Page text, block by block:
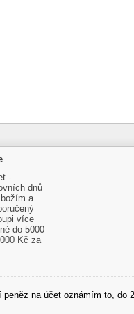
-
dnů
a
více
do 5000
Kč za
na účet oznámím to, do